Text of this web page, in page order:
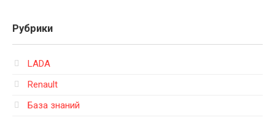
Рубрики
LADA
Renault
База знаний